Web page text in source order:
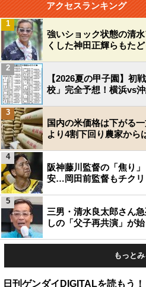
アクセスランキング
強いショック状態の清
くした神田正輝らもた
1
【2026夏の甲子園】初
校」完全予想！横浜vs
2
国内の米価格は下がる
より4割下回り農家から
3
阪神藤川監督の「焦り
安…岡田前監督もチクリ
4
三男・清水良太郎さん
しの「父子再共演」が
5
もっとみ
日刊ゲンダイDIGITALを読もう！